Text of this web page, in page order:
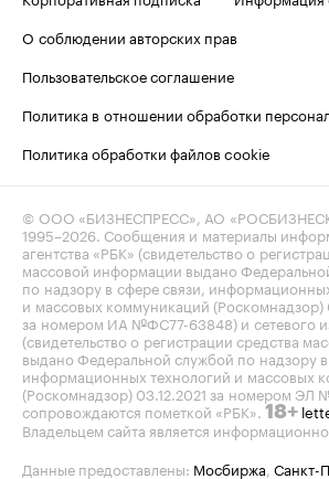
О соблюдении авторских прав
Пользовательское соглашение
Политика в отношении обработки
Политика обработки файлов cookie
© ООО «БИЗНЕСПРЕСС», АО
1995–2026. Сообщения и материалы
агентства «РБК» (свидетельство о
массовой информации выдано
по надзору в сфере связи,
и массовых коммуникаций (Роскомнадзор)
за номером ИА №ФС77-63848) и сетевого
(свидетельство о регистрации средства
выдано Федеральной службой по надзору
информационных технологий и массовых
(Роскомнадзор) 03.12.2021 за номером ЭЛ
сопровождаются пометкой «РБК». 18+
Владельцем сайта является
Данные предоставлены: Мосбиржа, Санкт-